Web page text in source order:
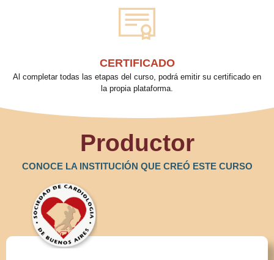
CERTIFICADO
Al completar todas las etapas del curso, podrá emitir su certificado en
la propia plataforma.
Productor
CONOCE LA INSTITUCIÓN QUE CREÓ ESTE CURSO